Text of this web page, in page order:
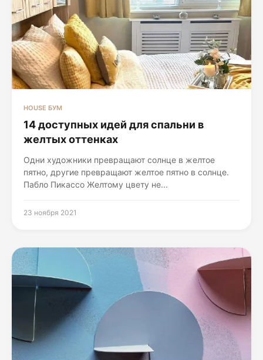
HOUSE БУМ
14 доступных идей для спальни в
желтых оттенках
Одни художники превращают солнце в желтое
пятно, другие превращают желтое пятно в солнце.
Пабло Пикассо Желтому цвету не...
23 ноября 2021